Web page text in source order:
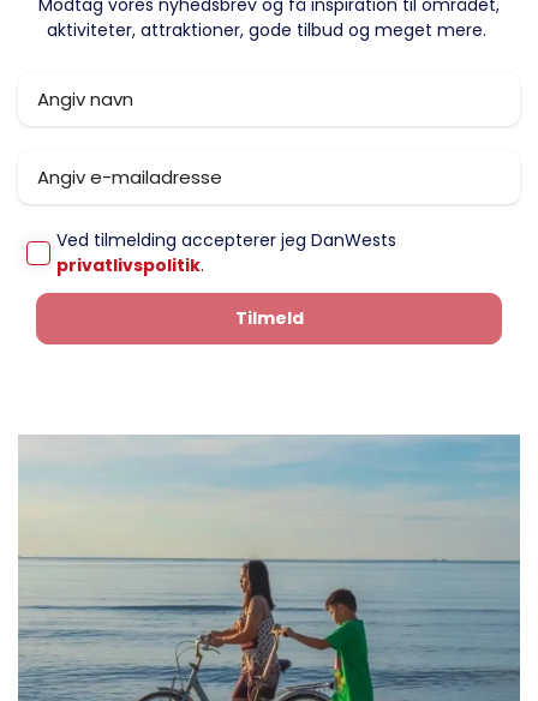
Modtag vores nyhedsbrev og få inspiration til området,
aktiviteter, attraktioner, gode tilbud og meget mere.
Ved tilmelding accepterer jeg DanWests
privatlivspolitik.
Tilmeld